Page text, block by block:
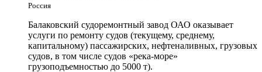
Россия
Балаковский судоремонтный завод ОАО оказывает
услуги по ремонту судов (текущему, среднему,
капитальному) пассажирских, нефтеналивных, грузовых
судов, в том числе судов «река-море»
грузоподъемностью до 5000 т).